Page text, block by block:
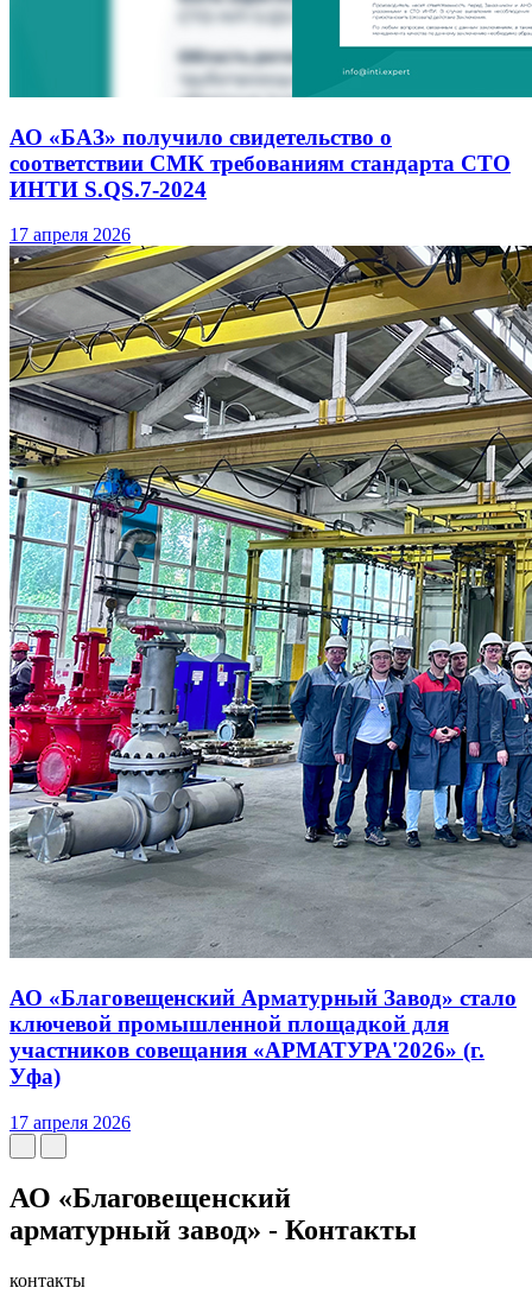
АО «БАЗ» получило свидетельство о
соответствии СМК требованиям стандарта СТО
ИНТИ S.QS.7-2024
17 апреля 2026
АО «Благовещенский Арматурный Завод» стало
ключевой промышленной площадкой для
участников совещания «АРМАТУРА'2026» (г.
Уфа)
17 апреля 2026
АО «Благовещенский
арматурный завод» - Контакты
контакты